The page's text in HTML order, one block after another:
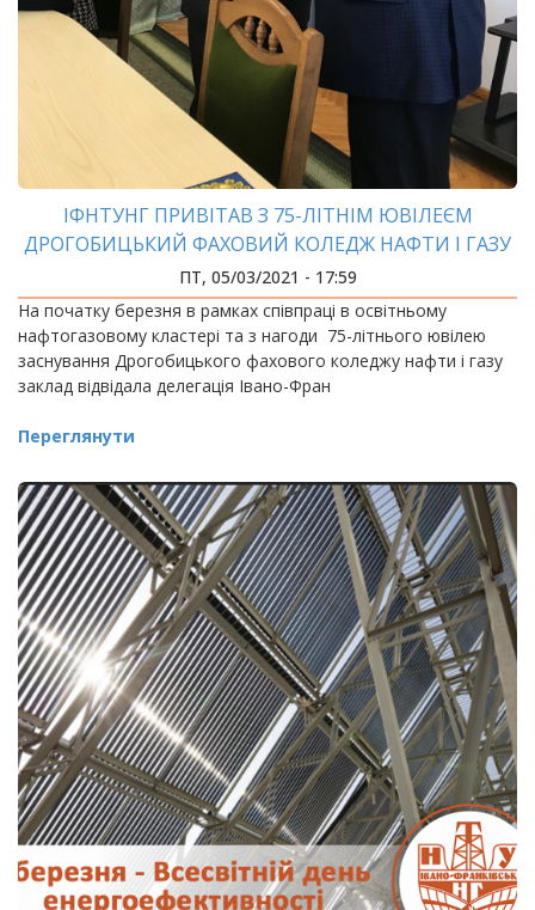
ІФНТУНГ ПРИВІТАВ З 75-ЛІТНІМ ЮВІЛЕЄМ
ДРОГОБИЦЬКИЙ ФАХОВИЙ КОЛЕДЖ НАФТИ І ГАЗУ
ПТ, 05/03/2021 - 17:59
На початку березня в рамках співпраці в освітньому
нафтогазовому кластері та з нагоди 75-літнього ювілею
заснування Дрогобицького фахового коледжу нафти і газу
заклад відвідала делегація Івано-Фран
Переглянути